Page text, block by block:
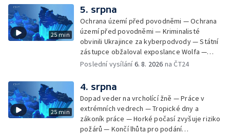
Kempování v horkém počasí — Výběr ze
sociálních sítí Události Ostrava — Zkoumání
horka na zastávkách MHD — Promítání filmu
Odyssea z 35 mm pásu
25 min
5. srpna
Ochrana území před povodněmi — Ochrana
území před povodněmi — Kriminalisté
obvinili Ukrajince za kyberpodvody — Státní
zástupce obžaloval exposlance Wolfa —
Péče o hospodářská zvířata ve vedrech —
depozitu Vlastivědného muzea Olomouc —
Zakládání nových dětských skupin — Výběr
ze sociálních sítí Události Ostrava — Tresty
pro fotbalisty za korupci — Po stopách
Gebharda Blüchera
Poslední vysílání6. 8. 2026 na ČT24
25 min
4. srpna
Dopad veder na vrcholící žně — Práce v
extrémních vedrech — Tropické dny a
zákoník práce — Horké počasí zvyšuje riziko
požárů — Končí lhůta pro podání